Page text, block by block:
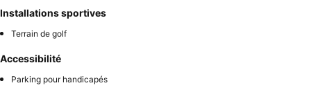
Installations sportives
Terrain de golf
Accessibilité
Parking pour handicapés